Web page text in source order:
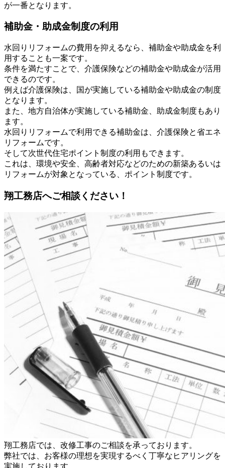
が一番となります。
補助金・助成金制度の利用
水回りリフォームの費用を抑えるなら、補助金や助成金を利
用することも一案です。
条件を満たすことで、介護保険などの補助金や助成金が活用
できるのです。
例えば介護保険は、国が実施している補助金や助成金の制度
となります。
また、地方自治体が実施している補助金、助成金制度もあり
ます。
水回りリフォームで利用できる補助金は、介護保険と省エネ
リフォームです。
そして次世代住宅ポイント制度の利用もできます。
これは、環境や安全、高齢者対応などのための新築あるいは
リフォームが対象となっている、ポイント制度です。
翔工務店へご相談ください！
翔工務店では、改修工事のご相談を承っております。
弊社では、お客様の理想を実現するべく丁寧なヒアリングを
実施しております。